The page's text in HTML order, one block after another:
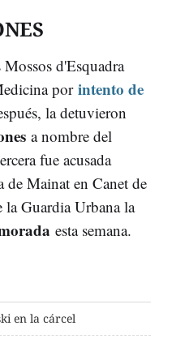
d'Esquadra
por intento de
la detuvieron
a nombre del
fue acusada
de Mainat en Canet de
Guardia Urbana la
esta semana.
en la cárcel